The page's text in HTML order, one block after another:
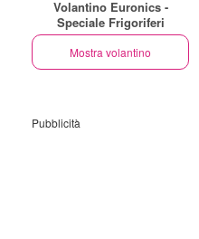
Volantino Euronics -
Speciale Frigoriferi
Mostra volantino
Pubblicità